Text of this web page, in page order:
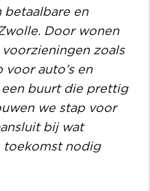
betaalbare en
Door wonen
zoals
auto’s en
buurt die prettig
we stap voor
bij wat
toekomst nodig